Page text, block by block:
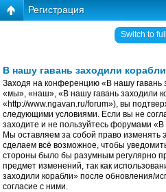
Регистрация
Switch to
В нашу гавань заходили
Заходя на конференцию «В нашу гавань
«мы», «наш», «В нашу гавань заходили
«http://www.ngavan.ru/forum»), вы
следующими условиями. Если вы не
заходите и не пользуйтесь форумами
Мы оставляем за собой право изменять
сделаем всё возможное, чтобы
стороны было бы разумным регулярно
предмет изменений, так как
заходили корабли» после обновления/
согласие с ними.